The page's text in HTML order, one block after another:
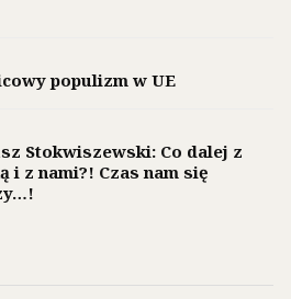
populizm w UE
Stokwiszewski: Co dalej z
i z nami?! Czas nam się